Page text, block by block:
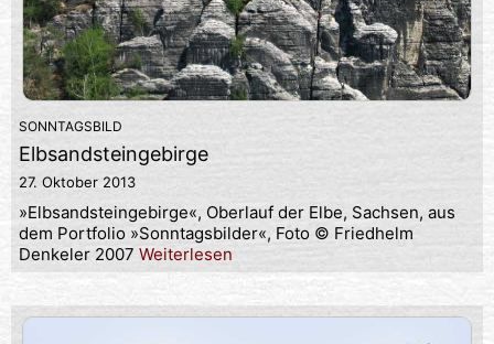
SONNTAGSBILD
Elbsandsteingebirge
27. Oktober 2013
»Elbsandsteingebirge«, Oberlauf der Elbe, Sachsen, aus
dem Portfolio »Sonntagsbilder«, Foto © Friedhelm
Denkeler 2007 Weiterlesen